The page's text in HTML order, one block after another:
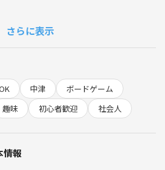
？
クション」とYoutubeで調べていただけた
確認してみてください！
ゲ遊び放題！お気に入りを見つけよう！
ーーーーー
さらに表示
中津
ボードゲーム
趣味 初心者歓迎 社会人
情報